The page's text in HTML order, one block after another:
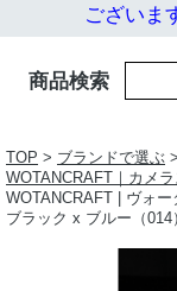
ございま
商品検索
TOP > ブランドで選ぶ >
WOTANCRAFT｜カメ
WOTANCRAFT | ヴォ
ブラック x ブルー（